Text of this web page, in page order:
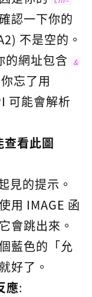
認一下你的
不是空的。
的網址包含 &
忘了用
可能會解析
看此圖
見的提示。
用 IMAGE 函
會跳出來。
藍色的「允
好了。
應: